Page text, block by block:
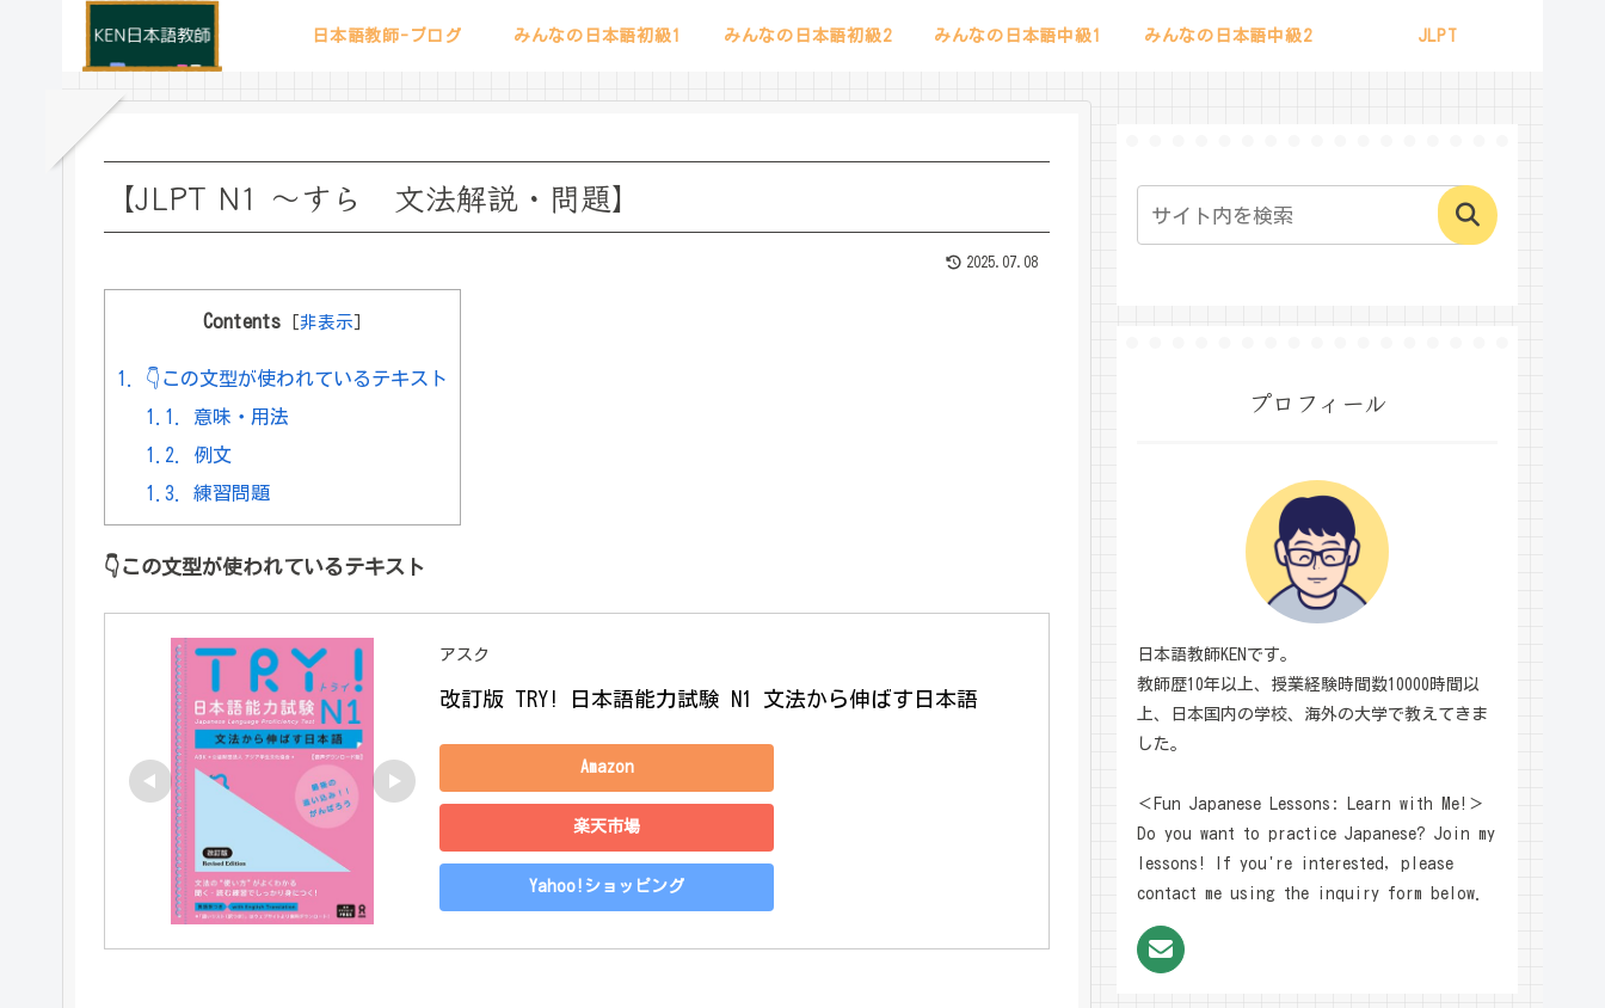
日本語教師-ブログ みんなの日本語初級1 みんなの日本語初級2 みんなの日本語中級1 みんなの日本語中級2 JLPT
【JLPT N1 ～すら 文法解説・問題】
2025.07.08
Contents [非表示]
1.
👇この文型が使われているテキスト
1.1.
意味・用法
1.2.
例文
1.3.
練習問題
👇この文型が使われているテキスト
アスク
改訂版 TRY! 日本語能力試験 N1 文法から伸ばす日本語
Amazon
楽天市場
Yahoo!ショッピング
プロフィール
日本語教師KENです。
教師歴10年以上、授業経験時間数10000時間以
上、日本国内の学校、海外の大学で教えてきま
した。
＜Fun Japanese Lessons: Learn with Me!＞
Do you want to practice Japanese? Join my
lessons! If you're interested, please
contact me using the inquiry form below.